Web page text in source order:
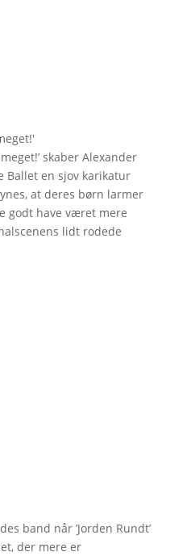
'
skaber Alexander
Ballet en sjov karikatur
at deres børn larmer
godt have været mere
lidt rodede
band når ’Jorden Rundt’
der mere er